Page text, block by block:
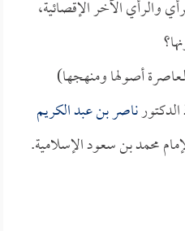
والرأي الآخر الإقصائية،
أصولها ومنهجها)
ناصر بن عبد الكريم
محمد بن سعود الإسلامية.